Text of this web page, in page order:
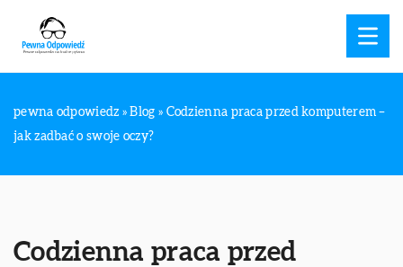
pewna odpowiedz »Blog » Codzienna praca przed komputerem –
jak zadbać o swoje oczy?
Codzienna praca przed